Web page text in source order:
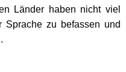
Länder haben nicht viel
zu befassen und